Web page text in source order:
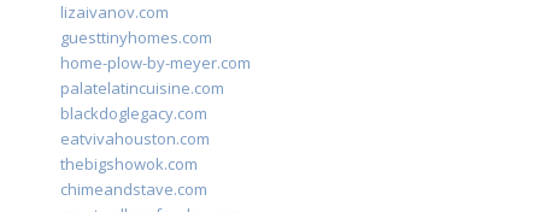
lizaivanov.com
guesttinyhomes.com
home-plow-by-meyer.com
palatelatincuisine.com
blackdoglegacy.com
eatvivahouston.com
thebigshowok.com
chimeandstave.com